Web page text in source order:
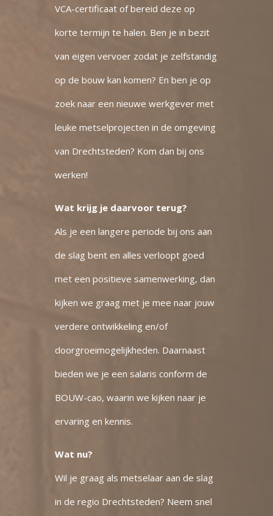
VCA-certificaat of bereid deze op
korte termijn te halen. Ben je in bezit
van eigen vervoer zodat je zelfstandig
op de bouw kan komen? En ben je op
zoek naar een nieuwe werkgever met
leuke metselprojecten in de omgeving
van Drechtsteden? Kom dan bij ons
werken!
Wat krijg je daarvoor terug?
Als je een langere periode bij ons aan
de slag bent en alles verloopt goed
met een positieve samenwerking, dan
kijken we graag met je mee naar jouw
verdere ontwikkeling en/of
doorgroeimogelijkheden. Daarnaast
bieden we je een salaris conform de
BOUW-cao, waarin we kijken naar je
ervaring en kennis.
Wat nu?
Wil je graag als metselaar aan de slag
in de regio Drechtsteden? Neem snel